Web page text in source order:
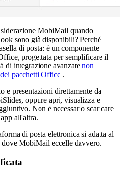
MobiMail quando
sono già disponibili? Perché
di posta: è un componente
progettata per semplificare il
di integrazione avanzate non
pacchetti Office .
e presentazioni direttamente da
oppure apri, visualizza e
Non è necessario scaricare
all'altra.
di posta elettronica si adatta al
MobiMail eccelle davvero.